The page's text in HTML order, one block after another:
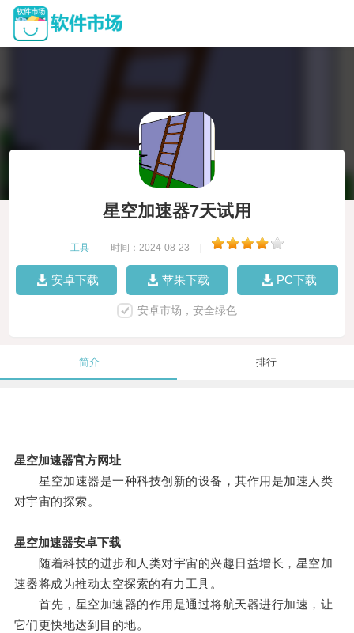
星空加速器7天试用
工具 时间：2024-08-23
安卓下载 苹果下载 PC下载
安卓市场，安全绿色
简介 排行
星空加速器官方网址
星空加速器是一种科技创新的设备，其作用是加速人类
对宇宙的探索。
星空加速器安卓下载
随着科技的进步和人类对宇宙的兴趣日益增长，星空加
速器将成为推动太空探索的有力工具。
首先，星空加速器的作用是通过将航天器进行加速，让
它们更快地达到目的地。